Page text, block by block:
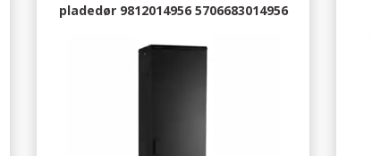
pladedør 9812014956 5706683014956